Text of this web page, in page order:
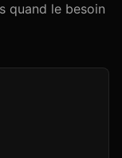
quand le besoin